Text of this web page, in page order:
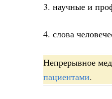
3. научные и
4. слова
Непрерывное
пациентами.